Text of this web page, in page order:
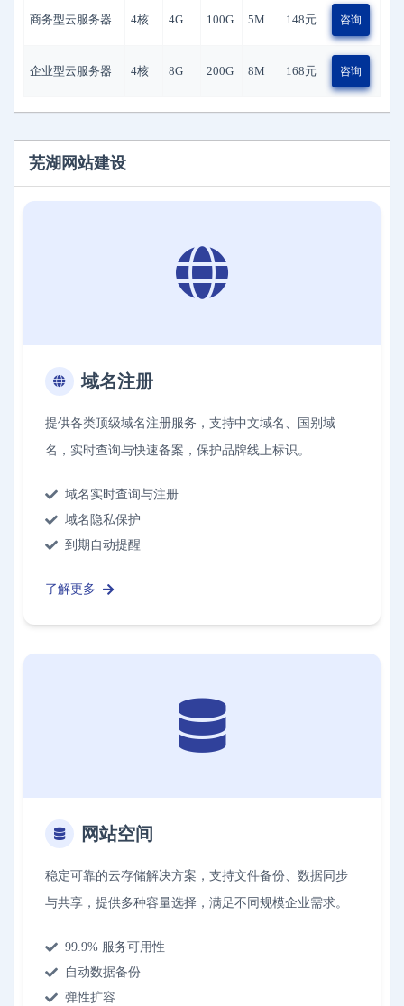
商务型云服务器 4核 4G 100G 5M 148元 咨询
企业型云服务器 4核 8G 200G 8M 168元 咨询
芜湖网站建设
域名注册
提供各类顶级域名注册服务，支持中文域名、国别域
名，实时查询与快速备案，保护品牌线上标识。
域名实时查询与注册
域名隐私保护
到期自动提醒
了解更多
网站空间
稳定可靠的云存储解决方案，支持文件备份、数据同步
与共享，提供多种容量选择，满足不同规模企业需求。
99.9% 服务可用性
自动数据备份
弹性扩容